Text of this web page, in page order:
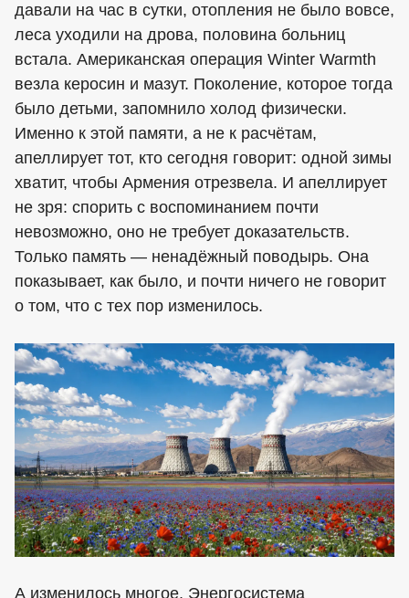
давали на час в сутки, отопления не было вовсе,
леса уходили на дрова, половина больниц
встала. Американская операция Winter Warmth
везла керосин и мазут. Поколение, которое тогда
было детьми, запомнило холод физически.
Именно к этой памяти, а не к расчётам,
апеллирует тот, кто сегодня говорит: одной зимы
хватит, чтобы Армения отрезвела. И апеллирует
не зря: спорить с воспоминанием почти
невозможно, оно не требует доказательств.
Только память — ненадёжный поводырь. Она
показывает, как было, и почти ничего не говорит
о том, что с тех пор изменилось.
А изменилось многое. Энергосистема